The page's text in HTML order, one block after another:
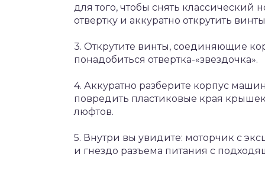
для того, чтобы снять классический
отвертку и аккуратно открутить
3. Открутите винты, соединяющие
понадобиться отвертка-«звездочка».
4. Аккуратно разберите корпус
повредить пластиковые края
люфтов.
5. Внутри вы увидите: моторчик с
и гнездо разъема питания с